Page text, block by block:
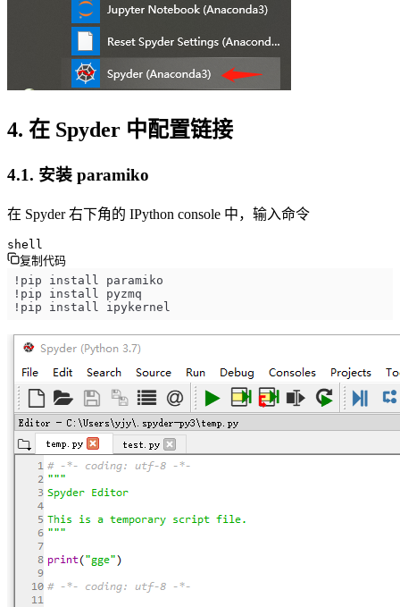
4. 在 Spyder 中配置链接
4.1. 安装 paramiko
在 Spyder 右下角的 IPython console 中，输入命令
shell
复制代码
!pip install ipykernel